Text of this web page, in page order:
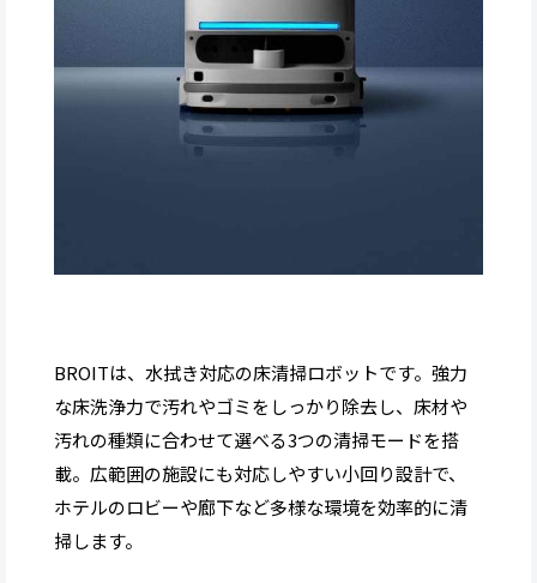
BROITは、水拭き対応の床清掃ロボットです。強力
な床洗浄力で汚れやゴミをしっかり除去し、床材や
汚れの種類に合わせて選べる3つの清掃モードを搭
載。広範囲の施設にも対応しやすい小回り設計で、
ホテルのロビーや廊下など多様な環境を効率的に清
掃します。